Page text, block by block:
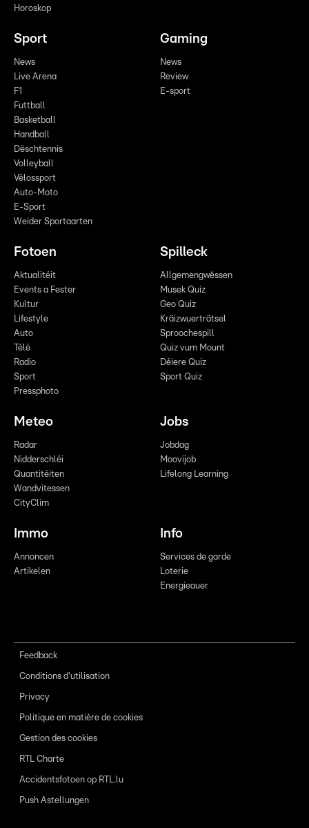
Horoskop
Sport
News
Live Arena
F1
Futtball
Basketball
Handball
Dëschtennis
Volleyball
Vëlossport
Auto-Moto
E-Sport
Weider Sportaarten
Gaming
News
Review
E-sport
Fotoen
Aktualitéit
Events a Fester
Kultur
Lifestyle
Auto
Télé
Radio
Sport
Pressphoto
Spilleck
Allgemengwëssen
Musek Quiz
Geo Quiz
Kräizwuerträtsel
Sproochespill
Quiz vum Mount
Déiere Quiz
Sport Quiz
Meteo
Radar
Nidderschléi
Quantitéiten
Wandvitessen
CityClim
Jobs
Jobdag
Moovijob
Lifelong Learning
Immo
Annoncen
Artikelen
Info
Services de garde
Loterie
Energieauer
Feedback
Conditions d'utilisation
Privacy
Politique en matière de cookies
Gestion des cookies
RTL Charte
Accidentsfotoen op RTL.lu
Push Astellungen